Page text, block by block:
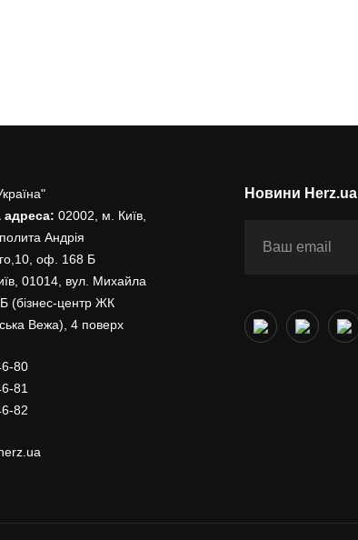
02002, м. Київ,
Андрія
оф. 168 Б
01014, вул. Михайла
(бізнес-центр ЖК
Вежа), 4 поверх
80
81
82
Новини Herz.ua